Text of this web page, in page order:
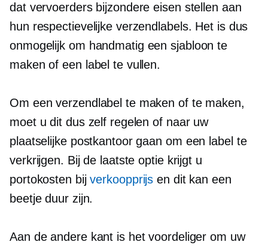
dat vervoerders bijzondere eisen stellen aan
hun respectievelijke verzendlabels. Het is dus
onmogelijk om handmatig een sjabloon te
maken of een label te vullen.
Om een ​​verzendlabel te maken of te maken,
moet u dit dus zelf regelen of naar uw
plaatselijke postkantoor gaan om een ​​label te
verkrijgen. Bij de laatste optie krijgt u
portokosten bijverkoopprijs en dit kan een
beetje duur zijn.
Aan de andere kant is het voordeliger om uw